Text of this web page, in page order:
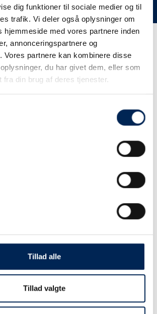
dig funktioner til sociale medier og til
trafik. Vi deler også oplysninger om
hjemmeside med vores partnere inden
annonceringspartnere og
Vores partnere kan kombinere disse
du har givet dem, eller som
fra din brug af deres tjenester.
Tillad alle
Tillad valgte
forståelse.
på
sms
eller ringe til os.